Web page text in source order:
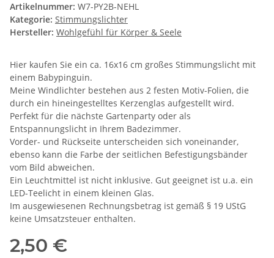
Artikelnummer: W7-PY2B-NEHL
Kategorie: Stimmungslichter
Hersteller: Wohlgefühl für Körper & Seele
Hier kaufen Sie ein ca. 16x16 cm großes Stimmungslicht mit
einem Babypinguin.
Meine Windlichter bestehen aus 2 festen Motiv-Folien, die
durch ein hineingestelltes Kerzenglas aufgestellt wird.
Perfekt für die nächste Gartenparty oder als
Entspannungslicht in Ihrem Badezimmer.
Vorder- und Rückseite unterscheiden sich voneinander,
ebenso kann die Farbe der seitlichen Befestigungsbänder
vom Bild abweichen.
Ein Leuchtmittel ist nicht inklusive. Gut geeignet ist u.a. ein
LED-Teelicht in einem kleinen Glas.
Im ausgewiesenen Rechnungsbetrag ist gemäß § 19 UStG
keine Umsatzsteuer enthalten.
2,50 €